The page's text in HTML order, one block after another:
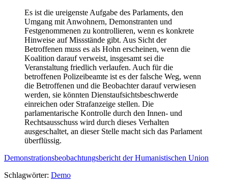
Es ist die ureigenste Aufgabe des Parlaments, den
Umgang mit Anwohnern, Demonstranten und
Festgenommenen zu kontrollieren, wenn es konkrete
Hinweise auf Missstände gibt. Aus Sicht der
Betroffenen muss es als Hohn erscheinen, wenn die
Koalition darauf verweist, insgesamt sei die
Veranstaltung friedlich verlaufen. Auch für die
betroffenen Polizeibeamte ist es der falsche Weg, wenn
die Betroffenen und die Beobachter darauf verwiesen
werden, sie könnten Dienstaufsichtsbeschwerde
einreichen oder Strafanzeige stellen. Die
parlamentarische Kontrolle durch den Innen- und
Rechtsausschuss wird durch dieses Verhalten
ausgeschaltet, an dieser Stelle macht sich das Parlament
überflüssig.
Demonstrationsbeobachtungsbericht der Humanistischen Union
Schlagwörter: Demo